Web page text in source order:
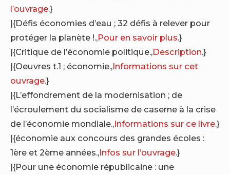
l’ouvrage.}
|{Défis économies d’eau ; 32 défis à relever pour
protéger la planète !.,Pour en savoir plus.}
|{Critique de l’économie politique.,Description.}
|{Oeuvres t.1 ; économie.,Informations sur cet
ouvrage.}
|{L’effondrement de la modernisation ; de
l’écroulement du socialisme de caserne à la crise
de l’économie mondiale.,Informations sur ce livre.}
|{économie aux concours des grandes écoles :
1ère et 2ème années.,Infos sur l’ouvrage.}
|{Pour une économie républicaine : une